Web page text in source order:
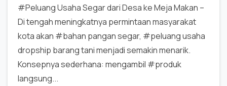
#Peluang Usaha Segar dari Desa ke Meja Makan –
Di tengah meningkatnya permintaan masyarakat
kota akan #bahan pangan segar, #peluang usaha
dropship barang tani menjadi semakin menarik.
Konsepnya sederhana: mengambil #produk
langsung...